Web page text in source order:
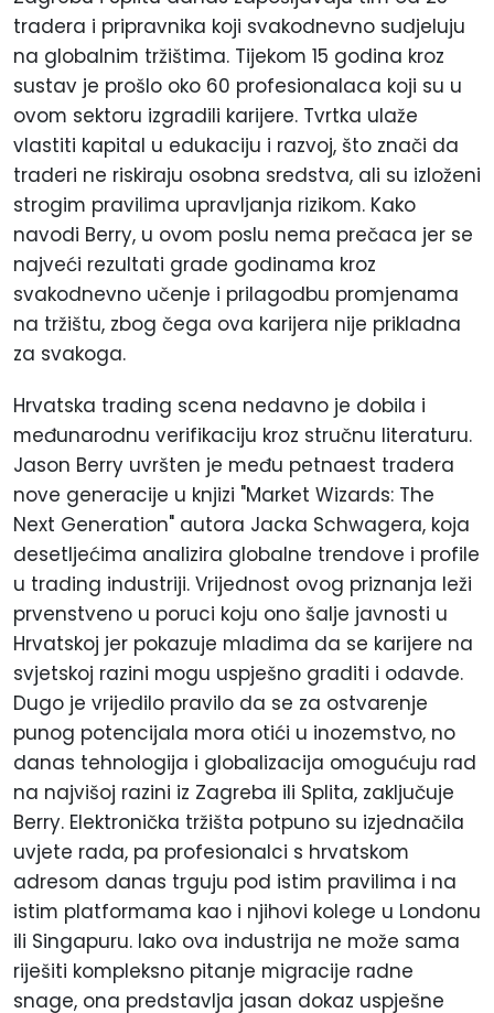
tradera i pripravnika koji svakodnevno sudjeluju
na globalnim tržištima. Tijekom 15 godina kroz
sustav je prošlo oko 60 profesionalaca koji su u
ovom sektoru izgradili karijere. Tvrtka ulaže
vlastiti kapital u edukaciju i razvoj, što znači da
traderi ne riskiraju osobna sredstva, ali su izloženi
strogim pravilima upravljanja rizikom. Kako
navodi Berry, u ovom poslu nema prečaca jer se
najveći rezultati grade godinama kroz
svakodnevno učenje i prilagodbu promjenama
na tržištu, zbog čega ova karijera nije prikladna
za svakoga.
Hrvatska trading scena nedavno je dobila i
međunarodnu verifikaciju kroz stručnu literaturu.
Jason Berry uvršten je među petnaest tradera
nove generacije u knjizi "Market Wizards: The
Next Generation" autora Jacka Schwagera, koja
desetljećima analizira globalne trendove i profile
u trading industriji. Vrijednost ovog priznanja leži
prvenstveno u poruci koju ono šalje javnosti u
Hrvatskoj jer pokazuje mladima da se karijere na
svjetskoj razini mogu uspješno graditi i odavde.
Dugo je vrijedilo pravilo da se za ostvarenje
punog potencijala mora otići u inozemstvo, no
danas tehnologija i globalizacija omogućuju rad
na najvišoj razini iz Zagreba ili Splita, zaključuje
Berry. Elektronička tržišta potpuno su izjednačila
uvjete rada, pa profesionalci s hrvatskom
adresom danas trguju pod istim pravilima i na
istim platformama kao i njihovi kolege u Londonu
ili Singapuru. Iako ova industrija ne može sama
riješiti kompleksno pitanje migracije radne
snage, ona predstavlja jasan dokaz uspješne